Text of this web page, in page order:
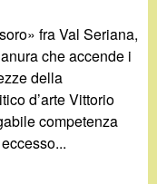
fra Val Seriana,
che accende i
della
d’arte Vittorio
competenza